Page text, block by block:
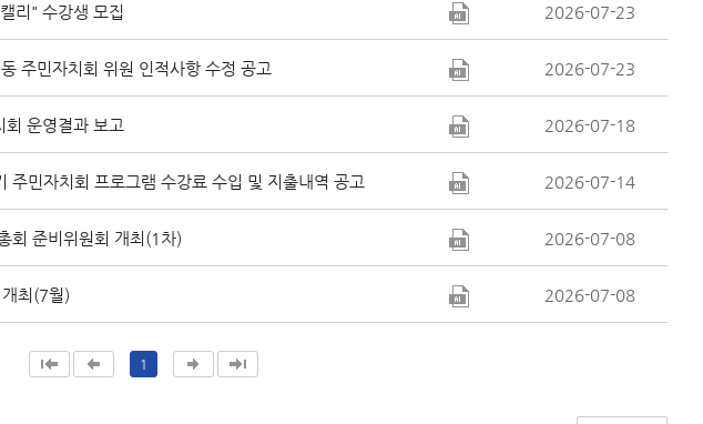
리" 수강생 모집 2026-07-23
주민자치회 위원 인적사항 수정 공고 2026-07-23
운영결과 보고 2026-07-18
주민자치회 프로그램 수강료 수입 및 지출내역 공고 2026-07-14
회 준비위원회 개최(1차) 2026-07-08
최(7월) 2026-07-08
1